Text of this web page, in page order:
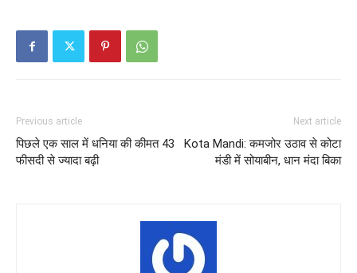
Previous article
पिछले एक साल में धनिया की कीमत 43
फीसदी से ज्यादा बढ़ी
Next article
Kota Mandi: कमजोर उठाव से कोटा
मंडी में सोयाबीन, धान मंदा बिका